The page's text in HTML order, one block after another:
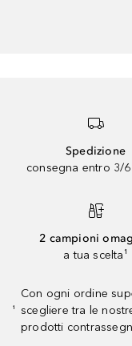
Spedizione
consegna entro 3/
2 campioni
a tua scelta¹
¹
Con ogni ordine
scegliere tra le
prodotti